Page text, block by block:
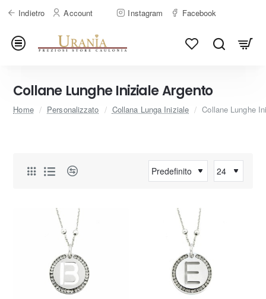
Indietro Account Instagram Facebook
Collane Lunghe Iniziale Argento
HomehomePersonalizzato Collana Lunga Iniziale Collane Lunghe